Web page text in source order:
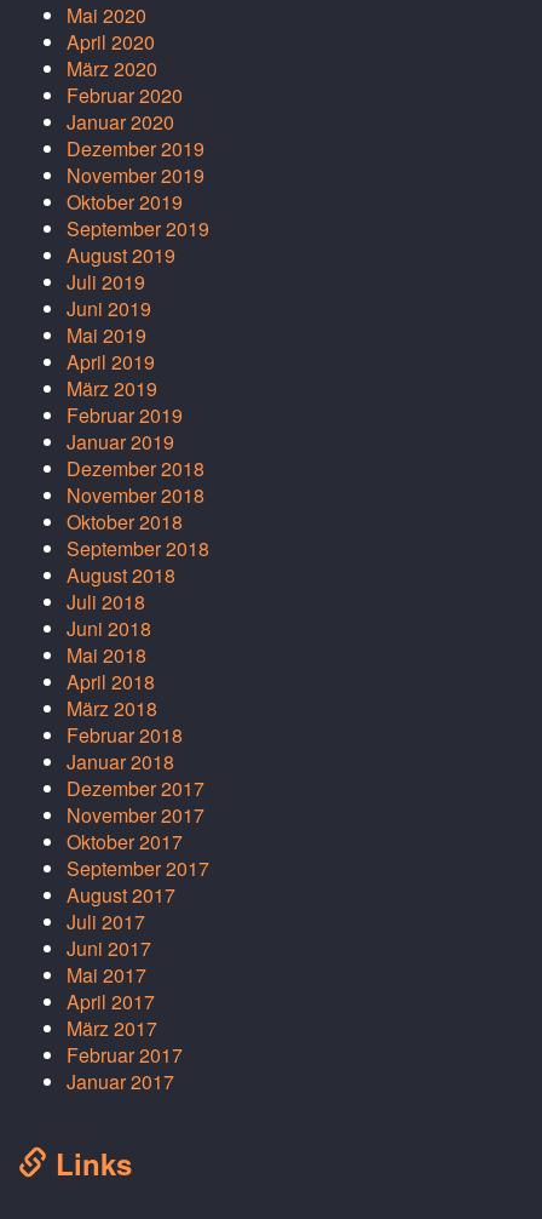
Mai 2020
April 2020
März 2020
Februar 2020
Januar 2020
Dezember 2019
November 2019
Oktober 2019
September 2019
August 2019
Juli 2019
Juni 2019
Mai 2019
April 2019
März 2019
Februar 2019
Januar 2019
Dezember 2018
November 2018
Oktober 2018
September 2018
August 2018
Juli 2018
Juni 2018
Mai 2018
April 2018
März 2018
Februar 2018
Januar 2018
Dezember 2017
November 2017
Oktober 2017
September 2017
August 2017
Juli 2017
Juni 2017
Mai 2017
April 2017
März 2017
Februar 2017
Januar 2017
Links